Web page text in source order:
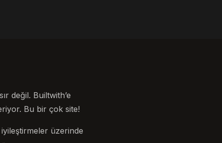
değil. Builtwith’e
Bu bir çok site!
üzerinde